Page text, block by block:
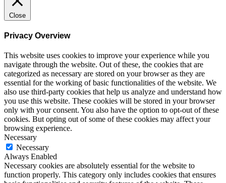
Close
Privacy Overview
This website uses cookies to improve your experience while you
navigate through the website. Out of these, the cookies that are
categorized as necessary are stored on your browser as they are
essential for the working of basic functionalities of the website. We
also use third-party cookies that help us analyze and understand how
you use this website. These cookies will be stored in your browser
only with your consent. You also have the option to opt-out of these
cookies. But opting out of some of these cookies may affect your
browsing experience.
Necessary
Necessary
Always Enabled
Necessary cookies are absolutely essential for the website to
function properly. This category only includes cookies that ensures